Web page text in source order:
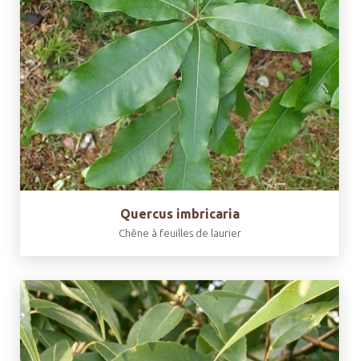
Quercus imbricaria
Chêne à feuilles de laurier